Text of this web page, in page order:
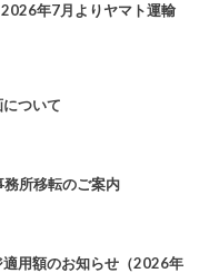
2026年7月よりヤマト運輸
ついて
所移転のご案内
用額のお知らせ（2026年